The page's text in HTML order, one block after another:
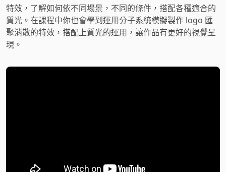
特效，了解如何依不同場景，不同的條件，搭配各種適合的
質光。在課程中你也會學到運用分子系統模擬製作 logo 匯
聚消散的特效，搭配上質光的運用，讓作品有更好的視覺呈
現。